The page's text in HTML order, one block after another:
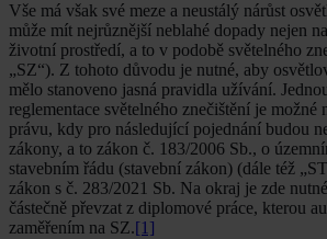
Vše má však své meze a neustálý nárůst
může mít nejrůznější neblahé dopady nejen
životní prostředí, a to v podobě světelného
„SZ“). Z tohoto důvodu je nutné, aby
mělo stanoveno jasná pravidla užívání.
reglementace světelného znečištění je možné
právu, kdy pro následující pojednání budou
zákony, a to zákon č. 183/2006 Sb., o
stavebním řádu (stavební zákon) (dále též
zákon s č. 283/2021 Sb. Na okraj je zde
částečně převzat z diplomové práce, kterou
zaměřením na SZ.[1]